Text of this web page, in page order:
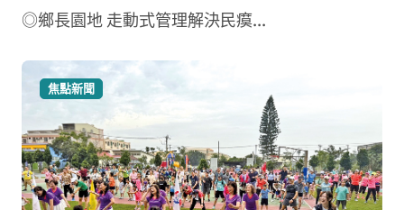
◎鄉長園地 走動式管理解決民瘼...
焦點新聞